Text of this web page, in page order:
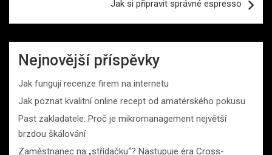
Jak si připravit správné espresso
Nejnovější příspěvky
Jak fungují recenze firem na internetu
Jak poznat kvalitní online recept od amatérského pokusu
Past zakladatele: Proč je mikromanagement největší
brzdou škálování
Zaměstnanec na „střídačku“? Nastupuje éra Cross-